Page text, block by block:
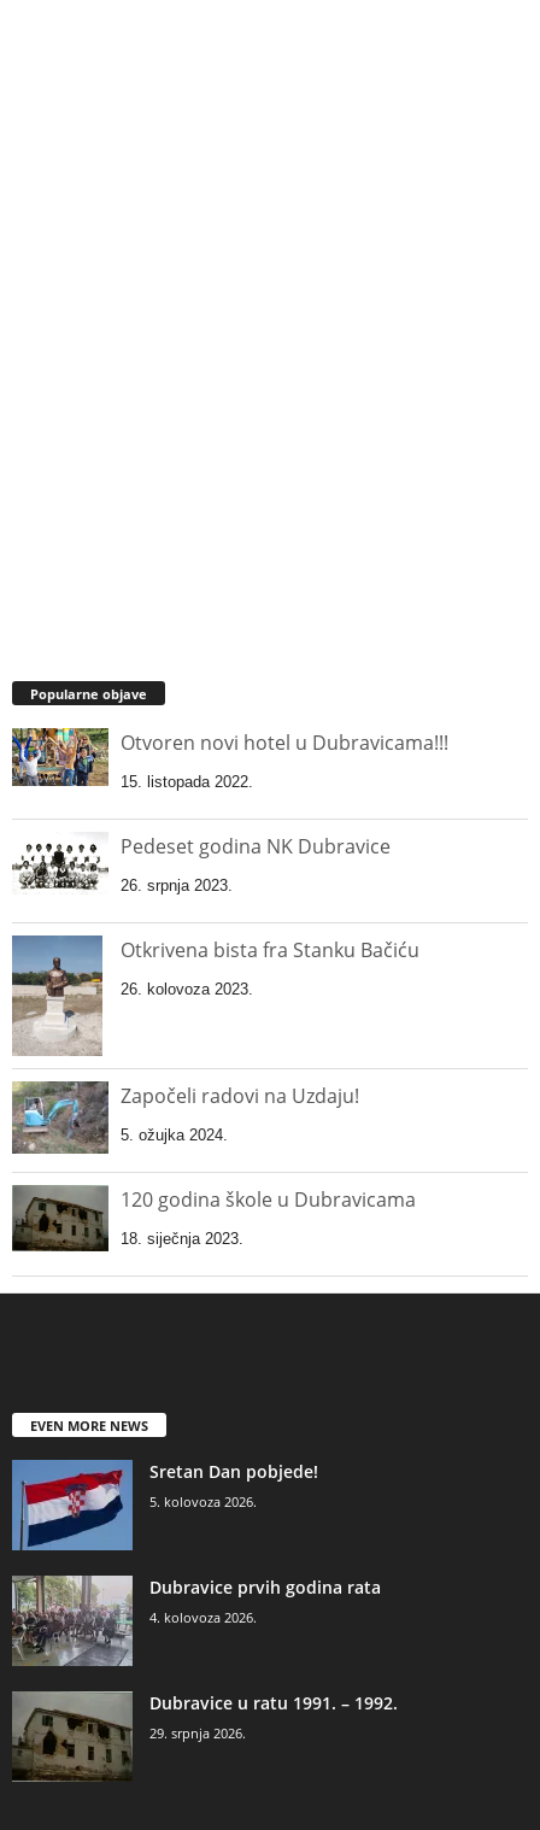
Popularne objave
Otvoren novi hotel u Dubravicama!!!
15. listopada 2022.
Pedeset godina NK Dubravice
26. srpnja 2023.
Otkrivena bista fra Stanku Bačiću
26. kolovoza 2023.
Započeli radovi na Uzdaju!
5. ožujka 2024.
120 godina škole u Dubravicama
18. siječnja 2023.
EVEN MORE NEWS
Sretan Dan pobjede!
5. kolovoza 2026.
Dubravice prvih godina rata
4. kolovoza 2026.
Dubravice u ratu 1991. – 1992.
29. srpnja 2026.